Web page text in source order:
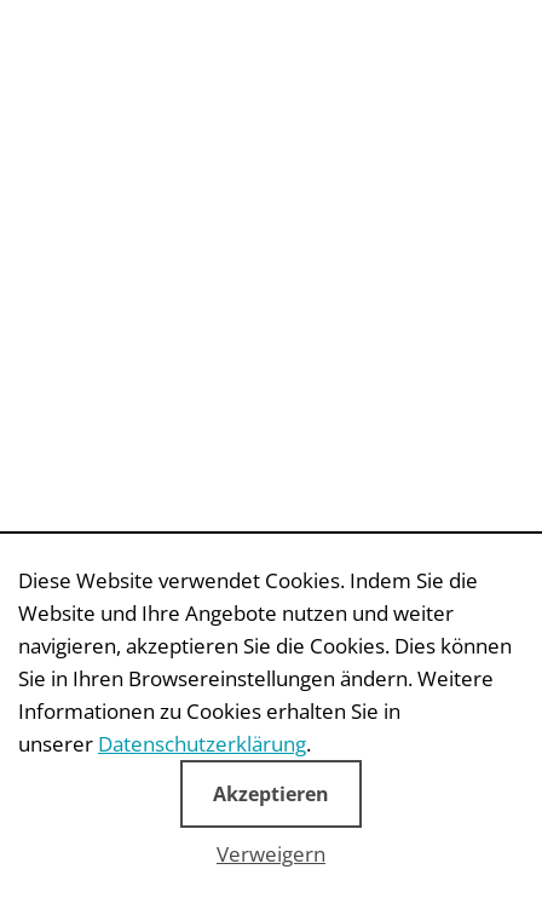
Fundraising blogs
Diese Website verwendet Cookies. Indem Sie die
Website und Ihre Angebote nutzen und weiter
navigieren, akzeptieren Sie die Cookies. Dies können
Sie in Ihren Browsereinstellungen ändern. Weitere
Informationen zu Cookies erhalten Sie in
unserer Datenschutzerklärung.
Akzeptieren
Verweigern